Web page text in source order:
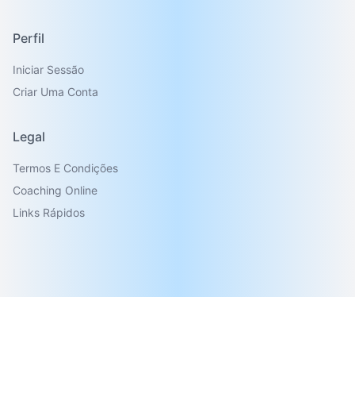
Perfil
Iniciar Sessão
Criar Uma Conta
Legal
Termos E Condições
Coaching Online
Links Rápidos